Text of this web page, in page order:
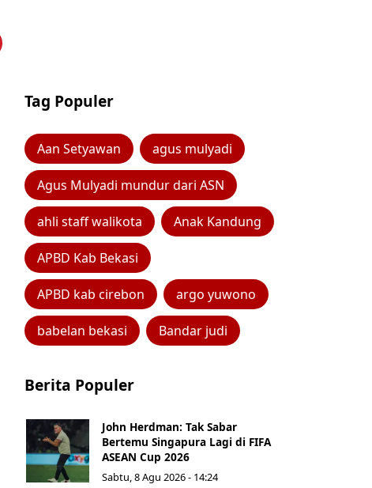
Tag Populer
Aan Setyawan agus mulyadi
Agus Mulyadi mundur dari ASN
ahli staff walikota Anak Kandung
APBD Kab Bekasi
APBD kab cirebon argo yuwono
babelan bekasi Bandar judi
Berita Populer
John Herdman: Tak Sabar
Bertemu Singapura Lagi di FIFA
ASEAN Cup 2026
Sabtu, 8 Agu 2026 - 14:24